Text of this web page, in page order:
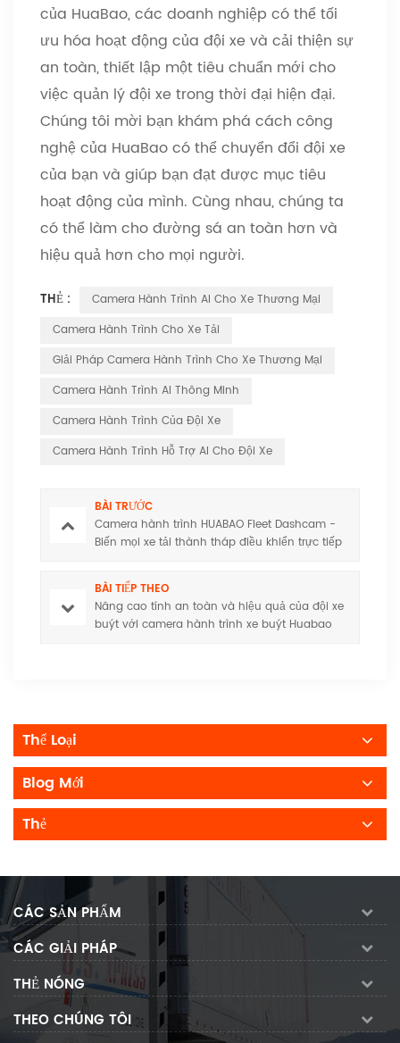
của HuaBao, các doanh nghiệp có thể tối
ưu hóa hoạt động của đội xe và cải thiện sự
an toàn, thiết lập một tiêu chuẩn mới cho
việc quản lý đội xe trong thời đại hiện đại.
Chúng tôi mời bạn khám phá cách công
nghệ của HuaBao có thể chuyển đổi đội xe
của bạn và giúp bạn đạt được mục tiêu
hoạt động của mình. Cùng nhau, chúng ta
có thể làm cho đường sá an toàn hơn và
hiệu quả hơn cho mọi người.
THẺ :
Camera Hành Trình AI Cho Xe Thương Mại
Camera Hành Trình Cho Xe Tải
Giải Pháp Camera Hành Trình Cho Xe Thương Mại
Camera Hành Trình AI Thông Minh
Camera Hành Trình Của Đội Xe
Camera Hành Trình Hỗ Trợ AI Cho Đội Xe
BÀI TRƯỚC
Camera hành trình HUABAO Fleet Dashcam -
Biến mọi xe tải thành tháp điều khiển trực tiếp
BÀI TIẾP THEO
Nâng cao tính an toàn và hiệu quả của đội xe
buýt với camera hành trình xe buýt Huabao
Thể Loại
Blog Mới
Thẻ
CÁC SẢN PHẨM
CÁC GIẢI PHÁP
THẺ NÓNG
THEO CHÚNG TÔI